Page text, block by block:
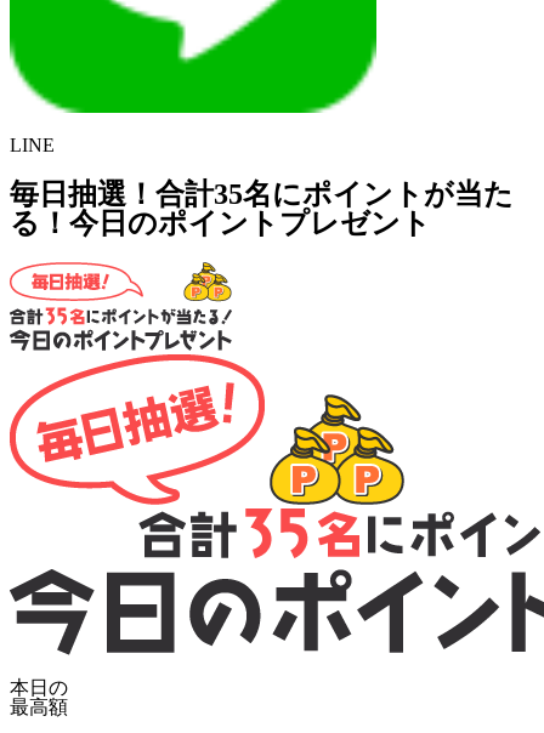
LINE
毎日抽選！合計35名にポイントが当た
る！今日のポイントプレゼント
本日の
最高額